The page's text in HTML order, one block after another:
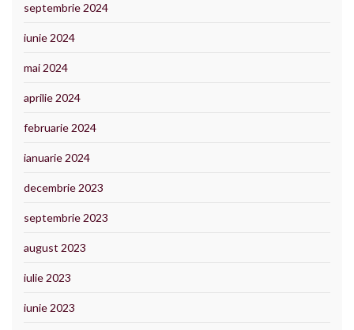
septembrie 2024
iunie 2024
mai 2024
aprilie 2024
februarie 2024
ianuarie 2024
decembrie 2023
septembrie 2023
august 2023
iulie 2023
iunie 2023